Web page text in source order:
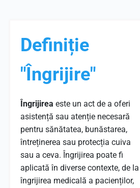
Definiție
"Îngrijire"
Îngrijirea este un act de a oferi
asistență sau atenție necesară
pentru sănătatea, bunăstarea,
întreținerea sau protecția cuiva
sau a ceva. Îngrijirea poate fi
aplicată în diverse contexte, de la
îngrijirea medicală a pacienților,